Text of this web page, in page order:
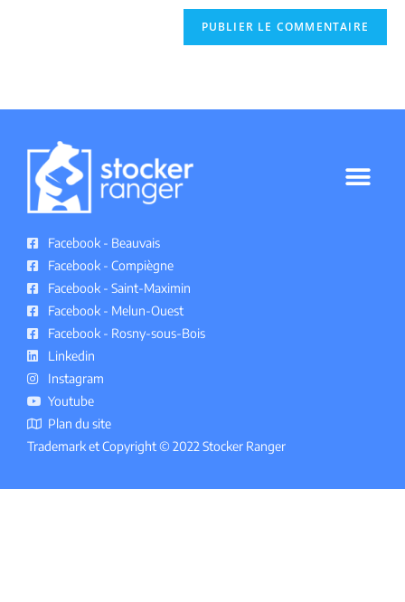
Facebook - Beauvais
Facebook - Compiègne
Facebook - Saint-Maximin
Facebook - Melun-Ouest
Facebook - Rosny-sous-Bois
Linkedin
Instagram
Youtube
Plan du site
Trademark et Copyright © 2022 Stocker Ranger